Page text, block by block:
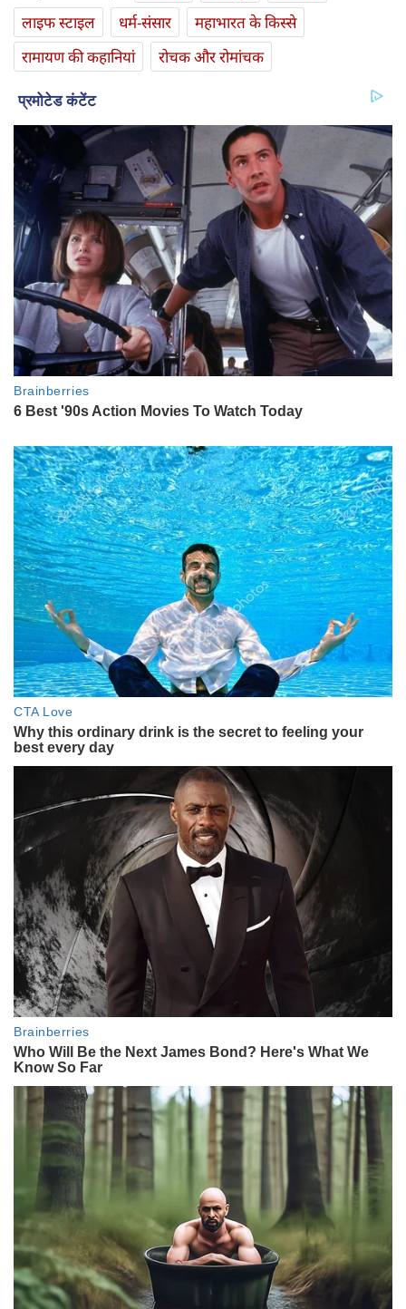
लाइफ स्‍टाइल
धर्म-संसार
महाभारत के किस्से
रामायण की कहानियां
रोचक और रोमांचक